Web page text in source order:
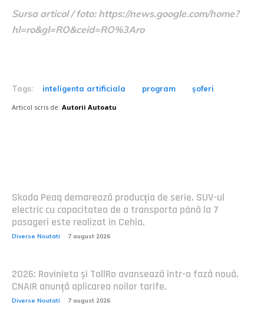
Sursa articol / foto: https://news.google.com/home?
hl=ro&gl=RO&ceid=RO%3Aro
Tags: inteligenta artificiala program șoferi
Articol scris de: Autorii Autoatu
Skoda Peaq demarează producția de serie. SUV-ul
electric cu capacitatea de a transporta până la 7
pasageri este realizat în Cehia.
Diverse Noutati 7 august 2026
2026: Rovinieta și TollRo avansează într-o fază nouă.
CNAIR anunță aplicarea noilor tarife.
Diverse Noutati 7 august 2026